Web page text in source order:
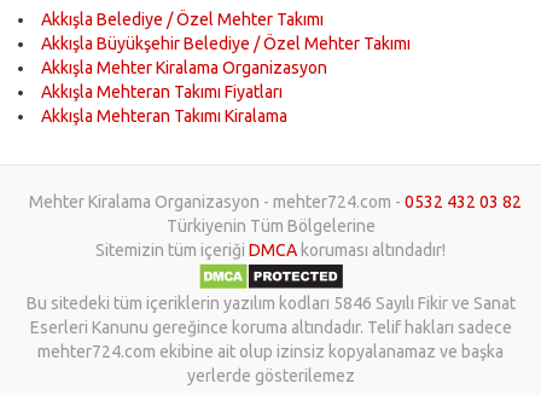
Akkışla Belediye / Özel Mehter Takımı
Akkışla Büyükşehir Belediye / Özel Mehter Takımı
Akkışla Mehter Kiralama Organizasyon
Akkışla Mehteran Takımı Fiyatları
Akkışla Mehteran Takımı Kiralama
Mehter Kiralama Organizasyon - mehter724.com - 0532 432 03 82
Türkiyenin Tüm Bölgelerine
Sitemizin tüm içeriği DMCA koruması altındadır!
Bu sitedeki tüm içeriklerin yazılım kodları 5846 Sayılı Fikir ve Sanat
Eserleri Kanunu gereğince koruma altındadır. Telif hakları sadece
mehter724.com ekibine ait olup izinsiz kopyalanamaz ve başka
yerlerde gösterilemez